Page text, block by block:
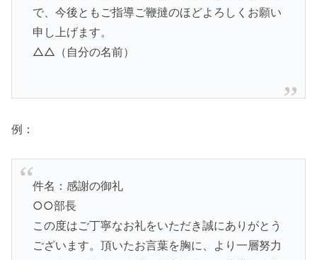
で、今後ともご指導ご鞭撻のほどよろしくお願い
申し上げます。
△△（自分の名前）
例：
件名：感謝の御礼
○○部長
この度はご丁寧なお礼をいただき誠にありがとう
ございます。頂いたお言葉を胸に、より一層努力